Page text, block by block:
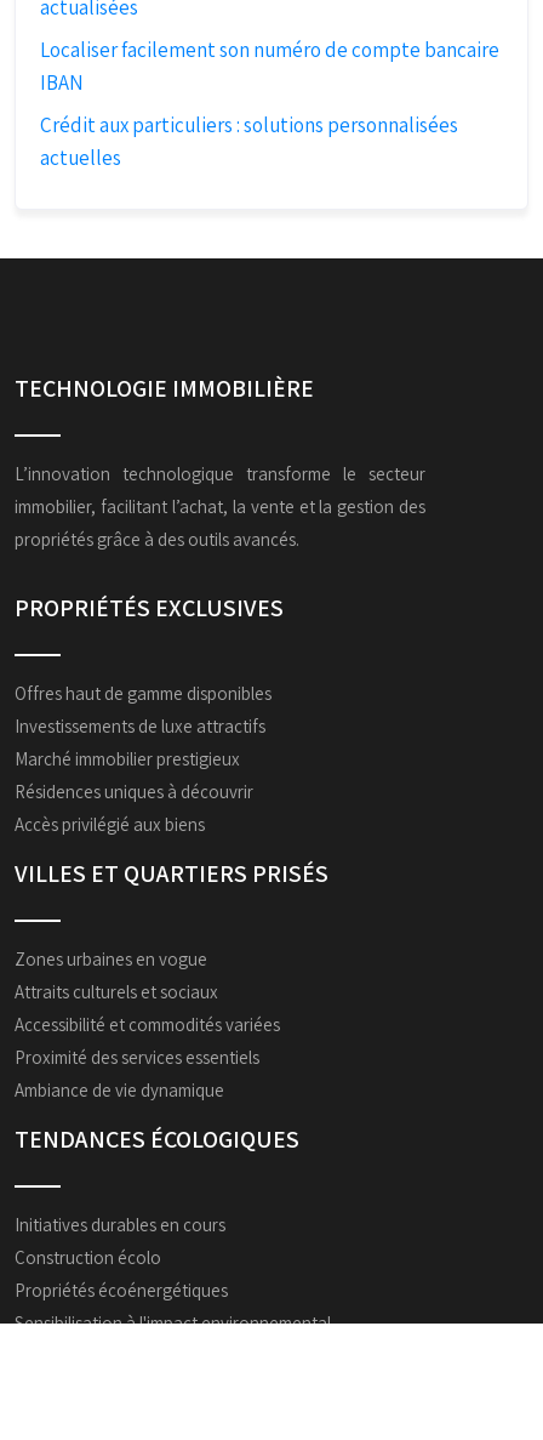
actualisées
Localiser facilement son numéro de compte bancaire
IBAN
Crédit aux particuliers : solutions personnalisées
actuelles
TECHNOLOGIE IMMOBILIÈRE
L’innovation technologique transforme le secteur
immobilier, facilitant l’achat, la vente et la gestion des
propriétés grâce à des outils avancés.
PROPRIÉTÉS EXCLUSIVES
Offres haut de gamme disponibles
Investissements de luxe attractifs
Marché immobilier prestigieux
Résidences uniques à découvrir
Accès privilégié aux biens
VILLES ET QUARTIERS PRISÉS
Zones urbaines en vogue
Attraits culturels et sociaux
Accessibilité et commodités variées
Proximité des services essentiels
Ambiance de vie dynamique
TENDANCES ÉCOLOGIQUES
Initiatives durables en cours
Construction écolo
Propriétés écoénergétiques
Sensibilisation à l'impact environnemental